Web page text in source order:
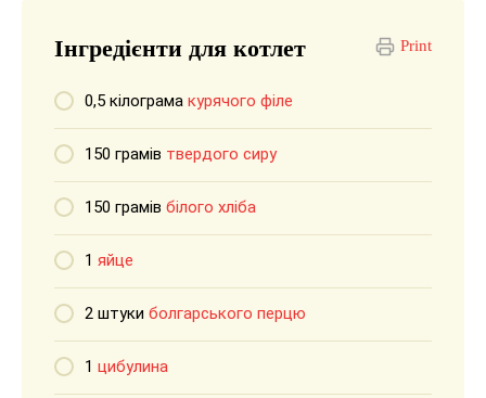
Print
Інгредієнти для котлет
0,5 кілограма курячого філе
150 грамів твердого сиру
150 грамів білого хліба
1 яйце
2 штуки болгарського перцю
1 цибулина